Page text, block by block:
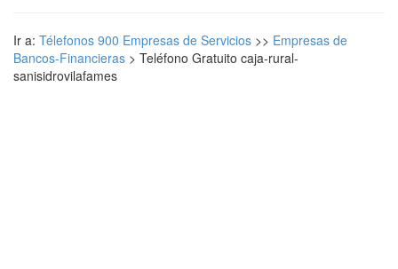
Ir a: Télefonos 900 Empresas de Servicios >> Empresas de
Bancos-Financieras > Teléfono Gratuito caja-rural-
sanisidrovilafames